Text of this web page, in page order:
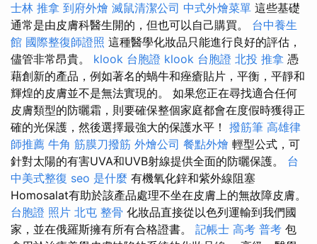
士林 推拿 到府外燴 滅鼠清潔公司 中式外燴菜單 這些基礎
通常是由皮膚科醫生開的，但也可以自己購買。 台中養生
館 國際整復師證照 這種醫學化妝品只能進行良好的評估，
儘管非常昂貴。 klook 台胞證 klook 台胞證 北投 推拿 憑
藉創新的產品，例如著名的蝸牛和痤瘡貼片，平衡，平靜和
輝煌的皮膚並不是無法實現的。 如果您正在尋找適合任何
皮膚類型的防曬霜，則要確保整個家庭都會在度假時獲得正
確的光保護，然後選擇最強大的保護水平！ 撥筋筆 高雄律
師推薦 牛角 筋膜刀撥筋 外燴公司 餐點外燴 輕型公式，可
針對太陽的有害UVA和UVB射線提供全面的防曬保護。 台
中美式整復 seo 是什麼 有機氧化鋅和紫外線阻塞
Homosalat有助於該產品處理不坐在皮膚上的無故障皮膚。
台胞證 照片 北屯 整骨 化妝品直接從以色列運輸到我們國
家，並在俄羅斯擁有所有合格證書。 記帳士 高考 普考 包